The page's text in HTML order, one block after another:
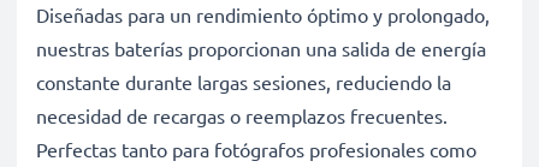
Diseñadas para un rendimiento óptimo y prolongado,
nuestras baterías proporcionan una salida de energía
constante durante largas sesiones, reduciendo la
necesidad de recargas o reemplazos frecuentes.
Perfectas tanto para fotógrafos profesionales como